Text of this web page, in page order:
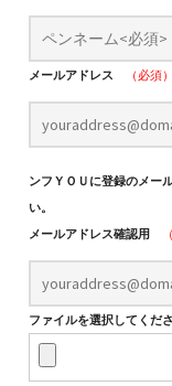
メールアドレス （必須）
ンフＹＯＵに登録のメー
い。
メールアドレス確認用
ファイルを選択してくだ